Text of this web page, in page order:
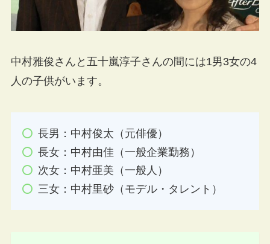
中村雅俊さんと五十嵐淳子さんの間には1男3女の4
人の子供がいます。
長男：中村俊太（元俳優）
長女：中村由佳（一般企業勤務）
次女：中村亜美（一般人）
三女：中村里砂（モデル・タレント）